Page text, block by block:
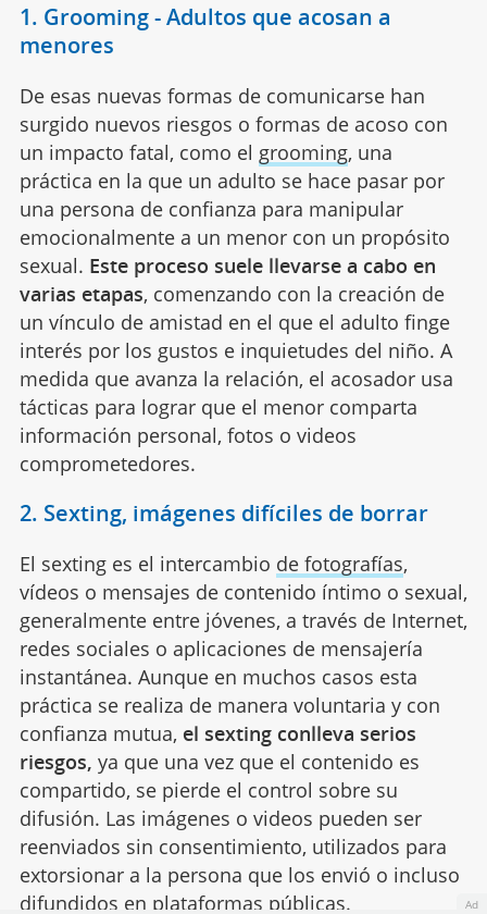
1. Grooming - Adultos que acosan a
menores
De esas nuevas formas de comunicarse han
surgido nuevos riesgos o formas de acoso con
un impacto fatal, como el grooming, una
práctica en la que un adulto se hace pasar por
una persona de confianza para manipular
emocionalmente a un menor con un propósito
sexual. Este proceso suele llevarse a cabo en
varias etapas, comenzando con la creación de
un vínculo de amistad en el que el adulto finge
interés por los gustos e inquietudes del niño. A
medida que avanza la relación, el acosador usa
tácticas para lograr que el menor comparta
información personal, fotos o videos
comprometedores.
2. Sexting, imágenes difíciles de borrar
El sexting es el intercambio de fotografías,
vídeos o mensajes de contenido íntimo o sexual,
generalmente entre jóvenes, a través de Internet,
redes sociales o aplicaciones de mensajería
instantánea. Aunque en muchos casos esta
práctica se realiza de manera voluntaria y con
confianza mutua, el sexting conlleva serios
riesgos, ya que una vez que el contenido es
compartido, se pierde el control sobre su
difusión. Las imágenes o videos pueden ser
reenviados sin consentimiento, utilizados para
extorsionar a la persona que los envió o incluso
difundidos en plataformas públicas.
Ad